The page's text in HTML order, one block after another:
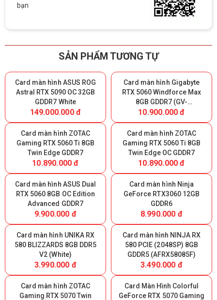
bạn
SẢN PHẨM TƯƠNG TỰ
Card màn hình ASUS ROG
Astral RTX 5090 OC 32GB
GDDR7 White
149.000.000 đ
Card màn hình Gigabyte
RTX 5060 Windforce Max
8GB GDDR7 (GV-
N5060WF2MAX-OC 8GD)
10.900.000 đ
Card màn hình ZOTAC
Gaming RTX 5060 Ti 8GB
Twin Edge GDDR7
10.890.000 đ
Card màn hình ZOTAC
Gaming RTX 5060 Ti 8GB
Twin Edge OC GDDR7
10.890.000 đ
Card màn hình ASUS Dual
RTX 5060 8GB OC Edition
Advanced GDDR7
9.900.000 đ
Card màn hình Ninja
GeForce RTX3060 12GB
GDDR6
8.990.000 đ
Card màn hình UNIKA RX
580 BLIZZARDS 8GB DDR5
V2 (White)
3.990.000 đ
Card màn hình NINJA RX
580 PCIE (2048SP) 8GB
GDDR5 (AFRX58085F)
3.490.000 đ
Card màn hình ZOTAC
Gaming RTX 5070 Twin
Card Màn Hình Colorful
GeForce RTX 5070 Gaming